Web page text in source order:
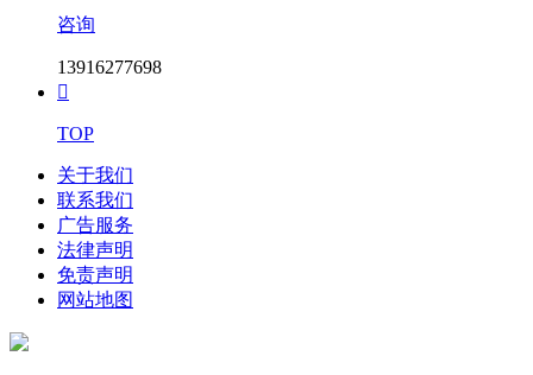
电话：15850959933
特别推荐 上海国际客车展现场参观报名
咨询
13916277698

TOP
关于我们
联系我们
广告服务
法律声明
免责声明
网站地图